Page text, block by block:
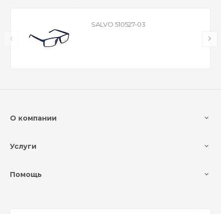
SALVO 510527-03
О компании
Услуги
Помощь